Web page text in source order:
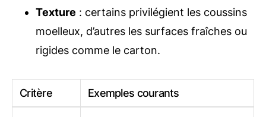
Texture : certains privilégient les coussins
moelleux, d’autres les surfaces fraîches ou
rigides comme le carton.
Critère Exemples courants